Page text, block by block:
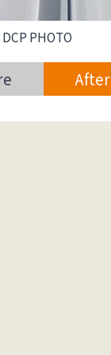
After
DCP PHOTO